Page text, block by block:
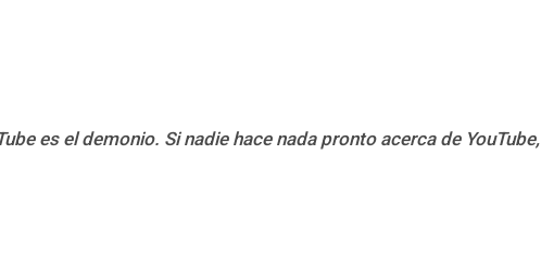
es el demonio. Si nadie hace nada pronto acerca de YouTube,